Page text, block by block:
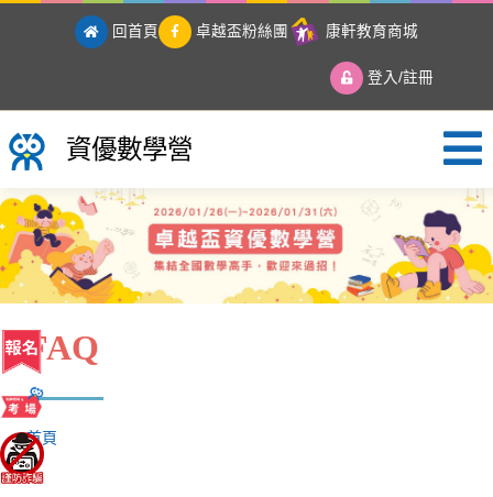
回首頁 卓越盃粉絲團 康軒教育商城
登入/註冊
資優數學營
資優數學營
FAQ
首頁